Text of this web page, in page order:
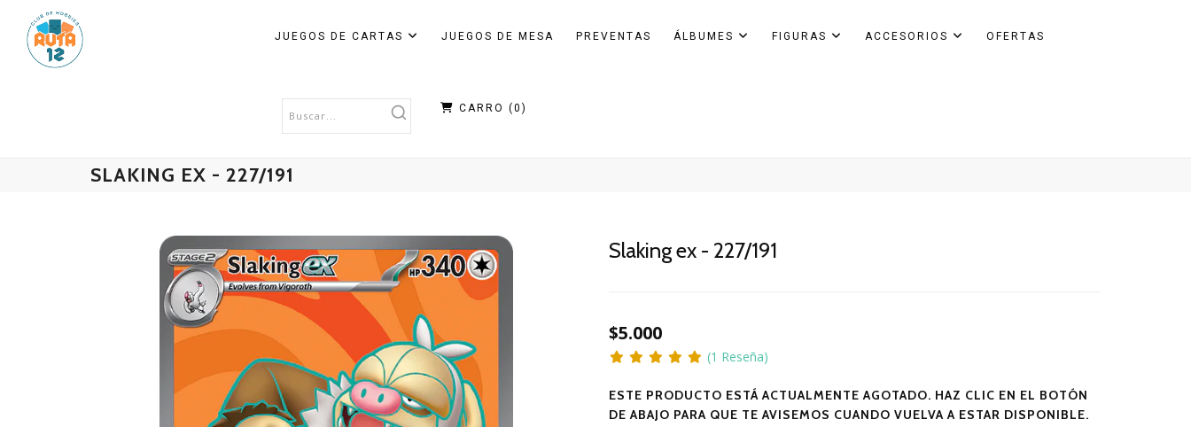
JUEGOS DE CARTAS JUEGOS DE MESA PREVENTAS ÁLBUMES FIGURAS ACCESORIOS OFERTAS
CARRO (0 )
SLAKING EX - 227/191
Slaking ex - 227/191
$5.000
(1 Reseña)
ESTE PRODUCTO ESTÁ ACTUALMENTE AGOTADO. HAZ CLIC EN EL BOTÓN
DE ABAJO PARA QUE TE AVISEMOS CUANDO VUELVA A ESTAR DISPONIBLE.